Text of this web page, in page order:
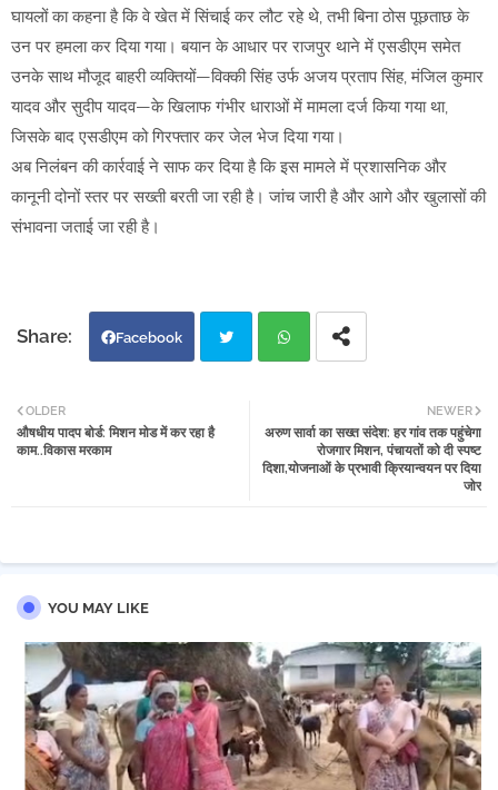
घायलों का कहना है कि वे खेत में सिंचाई कर लौट रहे थे, तभी बिना ठोस पूछताछ के
उन पर हमला कर दिया गया। बयान के आधार पर राजपुर थाने में एसडीएम समेत
उनके साथ मौजूद बाहरी व्यक्तियों—विक्की सिंह उर्फ अजय प्रताप सिंह, मंजिल कुमार
यादव और सुदीप यादव—के खिलाफ गंभीर धाराओं में मामला दर्ज किया गया था,
जिसके बाद एसडीएम को गिरफ्तार कर जेल भेज दिया गया।
अब निलंबन की कार्रवाई ने साफ कर दिया है कि इस मामले में प्रशासनिक और
कानूनी दोनों स्तर पर सख्ती बरती जा रही है। जांच जारी है और आगे और खुलासों की
संभावना जताई जा रही है।
Facebook
tter atsa
NEWER
अरुण सार्वा का सख्त संदेश: हर गांव तक पहुंचेगा
रोजगार मिशन, पंचायतों को दी स्पष्ट
दिशा,योजनाओं के प्रभावी क्रियान्वयन पर दिया
जोर
OLDER
औषधीय पादप बोर्ड: मिशन मोड में कर रहा है
काम..विकास मरकाम
YOU MAY LIKE